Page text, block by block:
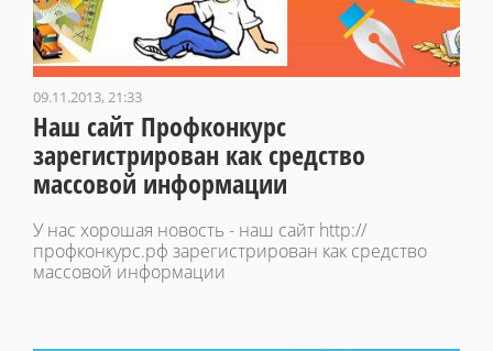
09.11.2013, 21:33
Наш сайт Профконкурс
зарегистрирован как средство
массовой информации
У нас хорошая новость - наш сайт http://
профконкурс.рф зарегистрирован как средство
массовой информации